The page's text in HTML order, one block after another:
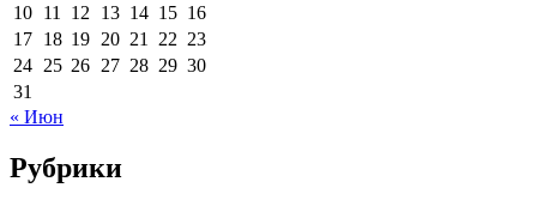
10 11 12 13 14 15 16
17 18 19 20 21 22 23
24 25 26 27 28 29 30
31
« Июн
Рубрики